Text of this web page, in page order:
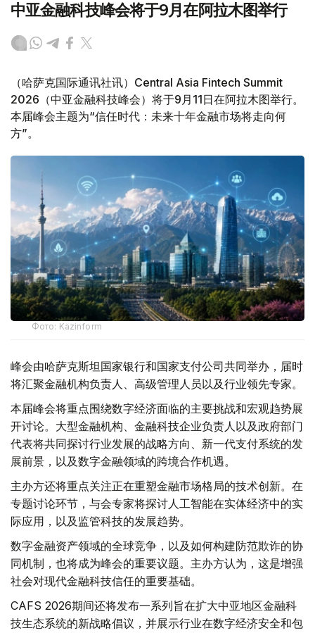
中亚金融科技峰会将于9月在阿拉木图举行
（哈萨克国际通讯社讯）Central Asia Fintech Summit
2026（中亚金融科技峰会）将于9月11日在阿拉木图举行。
本届峰会主题为“信任时代：未来十年金融市场将走向何
方”。
Фото: Kazinform
峰会由哈萨克斯坦国家银行和国家支付公司共同举办，届时
将汇聚金融机构负责人、高级管理人员以及行业领先专家。
本届峰会将重点围绕数字经济面临的主要挑战和宏观趋势展
开讨论。大型金融机构、金融科技企业负责人以及政府部门
代表将共同探讨行业发展的战略方向、新一代支付系统的发
展前景，以及数字金融领域的跨境合作机遇。
主办方还将重点关注正在重塑金融市场格局的技术创新。在
专题讨论环节，与会专家将探讨人工智能在实体经济中的实
际应用，以及监管科技的发展趋势。
数字金融资产领域的全球竞争，以及如何构建防范欺诈的协
同机制，也将成为峰会的重要议题。主办方认为，这是增强
社会对现代金融科技信任的重要基础。
CAFS 2026期间还将发布一系列旨在扩大中亚地区金融科
技生态系统的新战略倡议，并展示行业在数字经济安全和包